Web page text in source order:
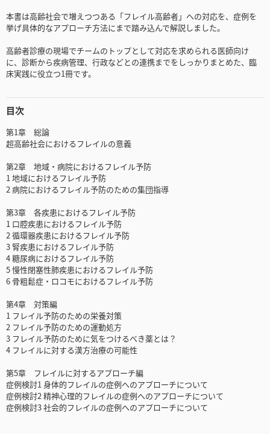
本書は高齢社会で増えつつある「フレイル高齢者」への対応を、症例を
挙げ具体的なアプローチ方法にまで踏み込んで解説しました。
高齢者診療の現場でチームのトップとして対応を求められる医師向け
に、診断から疾病管理、行政などとの連携までをしっかりまとめた、臨
床実践に役立つ1冊です。
目次
第1章 総論
超高齢社会におけるフレイルの意義
第2章 地域・病院におけるフレイル予防
1 地域におけるフレイル予防
2 病院におけるフレイル予防のための集団指導
第3章 各疾患におけるフレイル予防
1 口腔疾患におけるフレイル予防
2 循環器疾患におけるフレイル予防
3 腎疾患におけるフレイル予防
4 糖尿病におけるフレイル予防
5 慢性閉塞性肺疾患におけるフレイル予防
6 骨粗鬆症・ロコモにおけるフレイル予防
第4章 対策編
1 フレイル予防のための栄養対策
2 フレイル予防のための運動処方
3 フレイル予防のために気をつけるべき薬とは？
4 フレイルに対する漢方治療の可能性
第5章 フレイルに対するアプローチ編
症例検討1 身体的フレイルの症例へのアプローチについて
症例検討2 精神心理的フレイルの症例へのアプローチについて
症例検討3 社会的フレイルの症例へのアプローチについて